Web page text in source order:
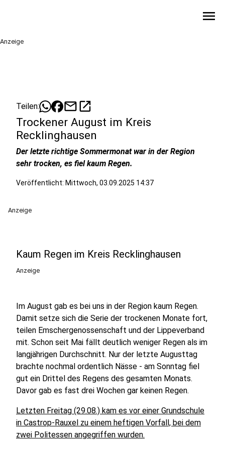
menu
Anzeige
Teilen: mailopen_in_new
Trockener August im Kreis
Recklinghausen
Der letzte richtige Sommermonat war in der Region
sehr trocken, es fiel kaum Regen.
Veröffentlicht: Mittwoch, 03.09.2025 14:37
Anzeige
Kaum Regen im Kreis Recklinghausen
Anzeige
Im August gab es bei uns in der Region kaum Regen.
Damit setze sich die Serie der trockenen Monate fort,
teilen Emschergenossenschaft und der Lippeverband
mit. Schon seit Mai fällt deutlich weniger Regen als im
langjährigen Durchschnitt. Nur der letzte Augusttag
brachte nochmal ordentlich Nässe - am Sonntag fiel
gut ein Drittel des Regens des gesamten Monats.
Davor gab es fast drei Wochen gar keinen Regen.
Letzten Freitag (29.08.) kam es vor einer Grundschule
in Castrop-Rauxel zu einem heftigen Vorfall, bei dem
zwei Politessen angegriffen wurden.